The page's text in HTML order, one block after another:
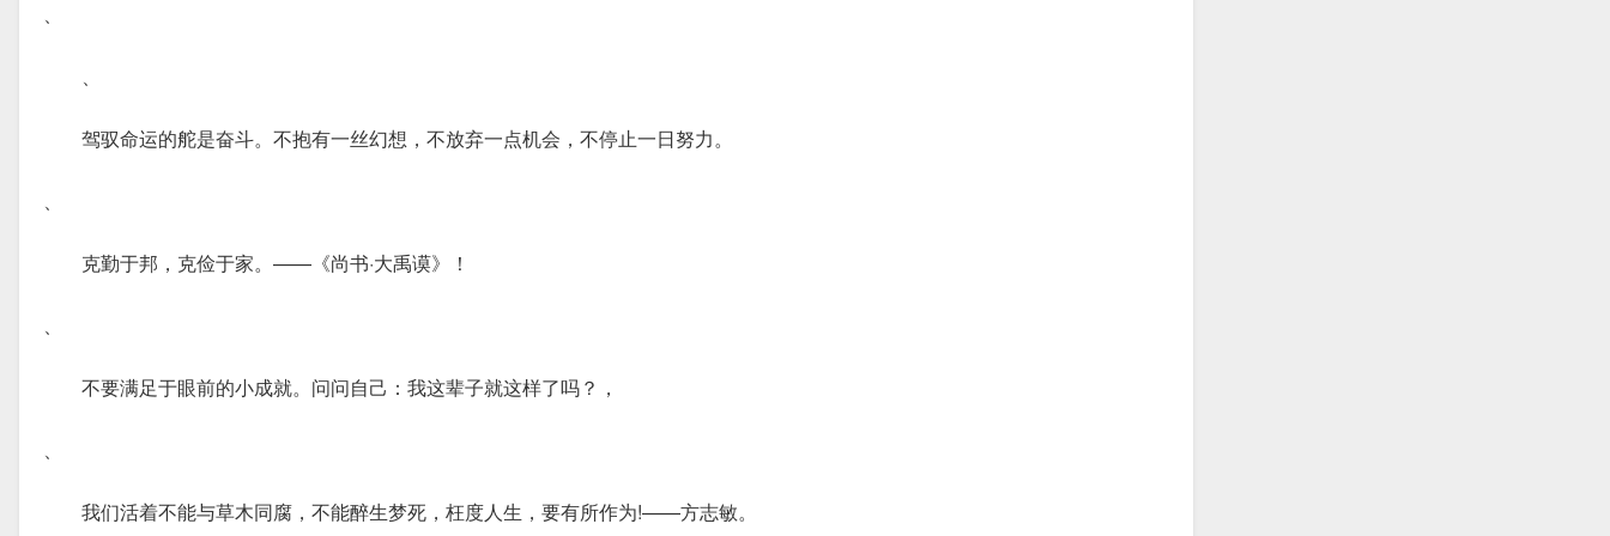
、
、
驾驭命运的舵是奋斗。不抱有一丝幻想，不放弃一点机会，不停止一日努力。
、
克勤于邦，克俭于家。——《尚书·大禹谟》！
、
不要满足于眼前的小成就。问问自己：我这辈子就这样了吗？，
、
我们活着不能与草木同腐，不能醉生梦死，枉度人生，要有所作为!——方志敏。